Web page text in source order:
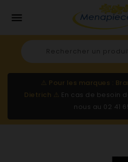

⚠️ Pour les marques :
Dietrich ⚠️ En cas de besoin
nous au 02 41